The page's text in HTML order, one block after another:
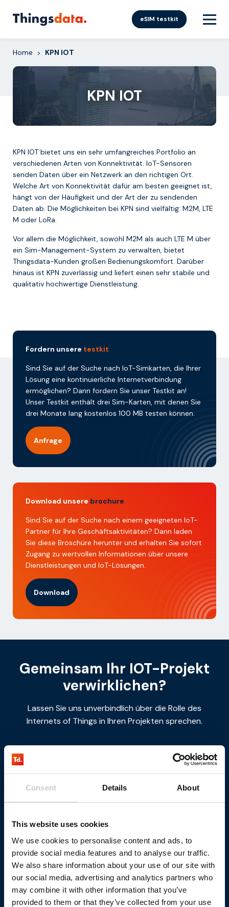
Consent Details About
This website uses cookies
We use cookies to personalise content and ads, to
provide social media features and to analyse our traffic.
We also share information about your use of our site with
our social media, advertising and analytics partners who
may combine it with other information that you’ve
provided to them or that they’ve collected from your use
eSIM testkit
Home > KPN IOT
KPN IOT
KPN IOT bietet uns ein sehr umfangreiches Portfolio an
verschiedenen Arten von Konnektivität. IoT-Sensoren
senden Daten über ein Netzwerk an den richtigen Ort.
Welche Art von Konnektivität dafür am besten geeignet ist,
hängt von der Häufigkeit und der Art der zu sendenden
Daten ab. Die Möglichkeiten bei KPN sind vielfältig: M2M, LTE
M oder LoRa.
Vor allem die Möglichkeit, sowohl M2M als auch LTE M über
ein Sim-Management-System zu verwalten, bietet
Thingsdata-Kunden großen Bedienungskomfort. Darüber
hinaus ist KPN zuverlässig und liefert einen sehr stabile und
qualitativ hochwertige Dienstleistung.
Fordern unsere testkit
Sind Sie auf der Suche nach IoT-Simkarten, die Ihrer
Lösung eine kontinuierliche Internetverbindung
ermöglichen? Dann fordern Sie unser Testkit an!
Unser Testkit enthält drei Sim-Karten, mit denen Sie
drei Monate lang kostenlos 100 MB testen können.
Anfrage
Download unsere brochure
Sind Sie auf der Suche nach einem geeigneten IoT-
Partner für Ihre Geschäftsaktivitäten? Dann laden
Sie diese Broschüre herunter und erhalten Sie sofort
Zugang zu wertvollen Informationen über unsere
Dienstleistungen und IoT-Lösungen.
Download
Gemeinsam Ihr IOT-Projekt
verwirklichen?
Lassen Sie uns unverbindlich über die Rolle des
Internets of Things in Ihren Projekten sprechen.